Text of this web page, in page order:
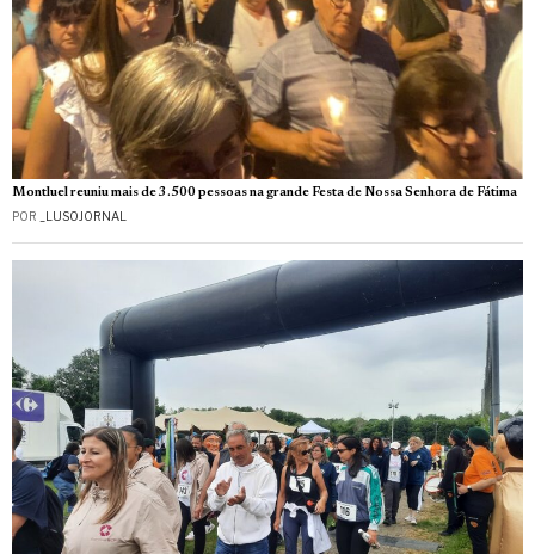
Montluel reuniu mais de 3.500 pessoas na grande Festa de Nossa Senhora de Fátima
POR _LUSOJORNAL